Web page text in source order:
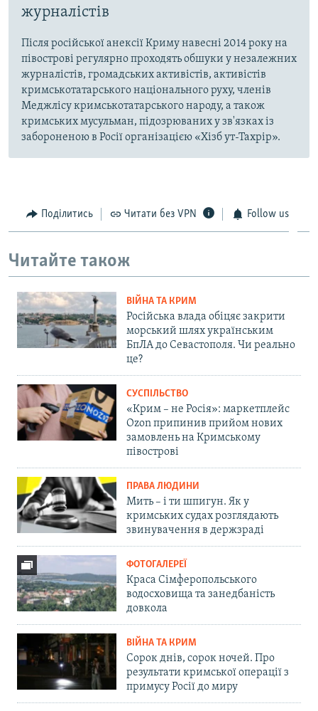
журналістів
Після російської анексії Криму навесні 2014 року на
півострові регулярно проходять обшуки у незалежних
журналістів, громадських активістів, активістів
кримськотатарського національного руху, членів
Меджлісу кримськотатарського народу, а також
кримських мусульман, підозрюваних у зв'язках із
забороненою в Росії організацією «Хізб ут-Тахрір».
Поділитись Читати без VPN Follow us
Читайте також
ВІЙНА ТА КРИМ
Російська влада обіцяє закрити
морський шлях українським
БпЛА до Севастополя. Чи реально
це?
СУСПІЛЬСТВО
«Крим – не Росія»: маркетплейс
Ozon припинив прийом нових
замовлень на Кримському
півострові
ПРАВА ЛЮДИНИ
Мить – і ти шпигун. Як у
кримських судах розглядають
звинувачення в держзраді
ФОТОГАЛЕРЕЇ
Краса Сімферопольського
водосховища та занедбаність
довкола
ВІЙНА ТА КРИМ
Сорок днів, сорок ночей. Про
результати кримської операції з
примусу Росії до миру